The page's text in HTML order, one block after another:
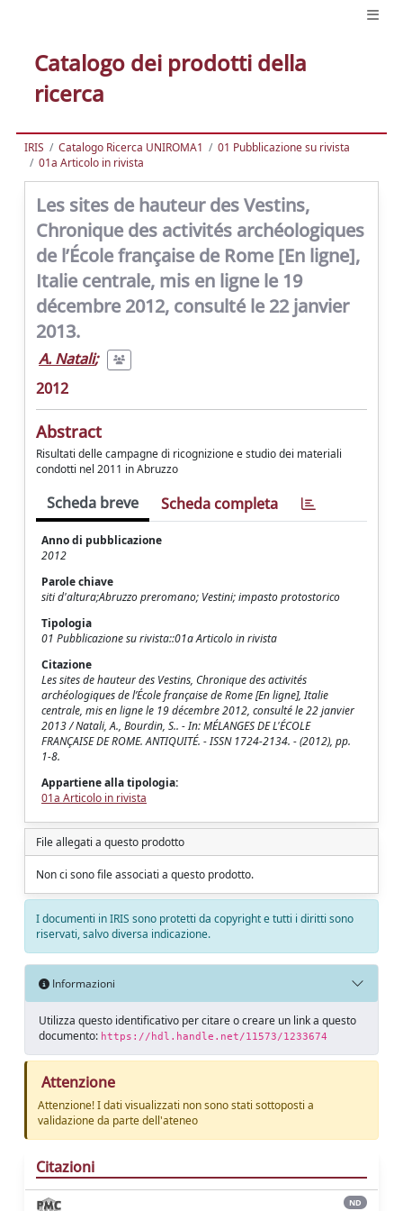
Catalogo dei prodotti della
ricerca
IRIS Catalogo Ricerca UNIROMA1
01 Pubblicazione su rivista
01a Articolo in rivista
Les sites de hauteur des Vestins,
Chronique des activités archéologiques
de l’École française de Rome [En ligne],
Italie centrale, mis en ligne le 19
décembre 2012, consulté le 22 janvier
2013.
A. Natali;
2012
Abstract
Risultati delle campagne di ricognizione e studio dei materiali
condotti nel 2011 in Abruzzo
Scheda breve Scheda completa
Anno di pubblicazione
2012
Parole chiave
siti d'altura;Abruzzo preromano; Vestini; impasto protostorico
Tipologia
01 Pubblicazione su rivista::01a Articolo in rivista
Citazione
Les sites de hauteur des Vestins, Chronique des activités
archéologiques de l’École française de Rome [En ligne], Italie
centrale, mis en ligne le 19 décembre 2012, consulté le 22 janvier
2013 / Natali, A., Bourdin, S.. - In: MÉLANGES DE L'ÉCOLE
FRANÇAISE DE ROME. ANTIQUITÉ. - ISSN 1724-2134. - (2012), pp.
1-8.
Appartiene alla tipologia:
01a Articolo in rivista
File allegati a questo prodotto
Non ci sono file associati a questo prodotto.
I documenti in IRIS sono protetti da copyright e tutti i diritti sono
riservati, salvo diversa indicazione.
Informazioni
Utilizza questo identificativo per citare o creare un link a questo
documento: https://hdl.handle.net/11573/1233674
Attenzione
Attenzione! I dati visualizzati non sono stati sottoposti a
validazione da parte dell'ateneo
Citazioni
ND